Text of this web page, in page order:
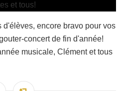
encore bravo pour vos
concert de fin d'année!
musicale, Clément et tous